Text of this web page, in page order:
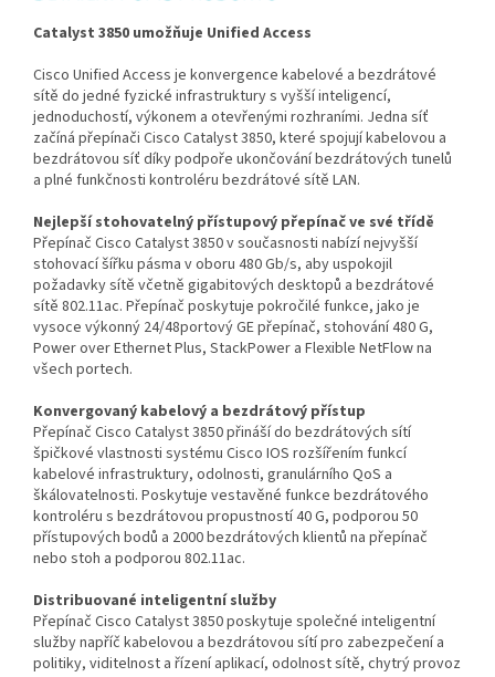
Catalyst 3850 umožňuje Unified Access
Cisco Unified Access je konvergence kabelové a bezdrátové
sítě do jedné fyzické infrastruktury s vyšší inteligencí,
jednoduchostí, výkonem a otevřenými rozhraními. Jedna síť
začíná přepínači Cisco Catalyst 3850, které spojují kabelovou a
bezdrátovou síť díky podpoře ukončování bezdrátových tunelů
a plné funkčnosti kontroléru bezdrátové sítě LAN.
Nejlepší stohovatelný přístupový přepínač ve své třídě
Přepínač Cisco Catalyst 3850 v současnosti nabízí nejvyšší
stohovací šířku pásma v oboru 480 Gb/s, aby uspokojil
požadavky sítě včetně gigabitových desktopů a bezdrátové
sítě 802.11ac. Přepínač poskytuje pokročilé funkce, jako je
vysoce výkonný 24/48portový GE přepínač, stohování 480 G,
Power over Ethernet Plus, StackPower a Flexible NetFlow na
všech portech.
Konvergovaný kabelový a bezdrátový přístup
Přepínač Cisco Catalyst 3850 přináší do bezdrátových sítí
špičkové vlastnosti systému Cisco IOS rozšířením funkcí
kabelové infrastruktury, odolnosti, granulárního QoS a
škálovatelnosti. Poskytuje vestavěné funkce bezdrátového
kontroléru s bezdrátovou propustností 40 G, podporou 50
přístupových bodů a 2000 bezdrátových klientů na přepínač
nebo stoh a podporou 802.11ac.
Distribuované inteligentní služby
Přepínač Cisco Catalyst 3850 poskytuje společné inteligentní
služby napříč kabelovou a bezdrátovou sítí pro zabezpečení a
politiky, viditelnost a řízení aplikací, odolnost sítě, chytrý provoz